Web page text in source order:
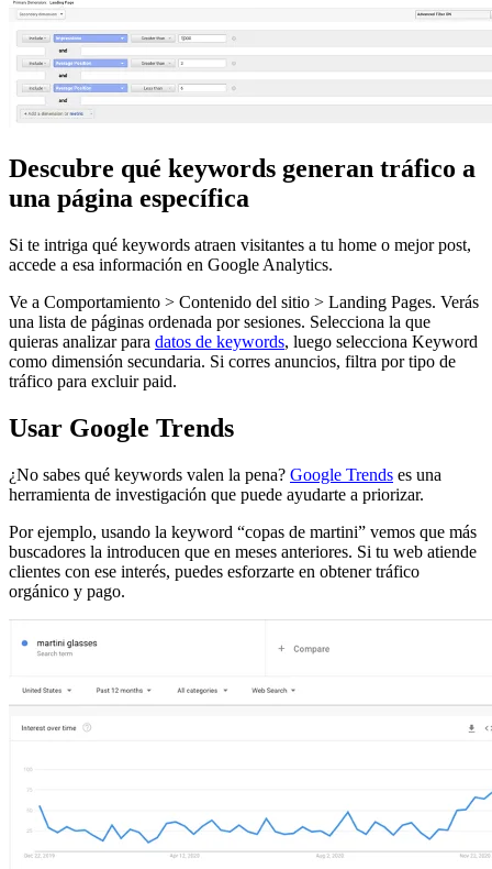
Descubre qué keywords generan tráfico a
una página específica
Si te intriga qué keywords atraen visitantes a tu home o mejor post,
accede a esa información en Google Analytics.
Ve a Comportamiento > Contenido del sitio > Landing Pages. Verás
una lista de páginas ordenada por sesiones. Selecciona la que
quieras analizar para datos de keywords, luego selecciona Keyword
como dimensión secundaria. Si corres anuncios, filtra por tipo de
tráfico para excluir paid.
Usar Google Trends
¿No sabes qué keywords valen la pena? Google Trends es una
herramienta de investigación que puede ayudarte a priorizar.
Por ejemplo, usando la keyword “copas de martini” vemos que más
buscadores la introducen que en meses anteriores. Si tu web atiende
clientes con ese interés, puedes esforzarte en obtener tráfico
orgánico y pago.